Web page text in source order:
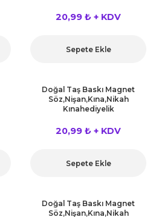
20,99 ₺ + KDV
Sepete Ekle
Doğal Taş Baskı Magnet
Söz,Nişan,Kına,Nikah
Kınahediyelik
20,99 ₺ + KDV
Sepete Ekle
Doğal Taş Baskı Magnet
Söz,Nişan,Kına,Nikah